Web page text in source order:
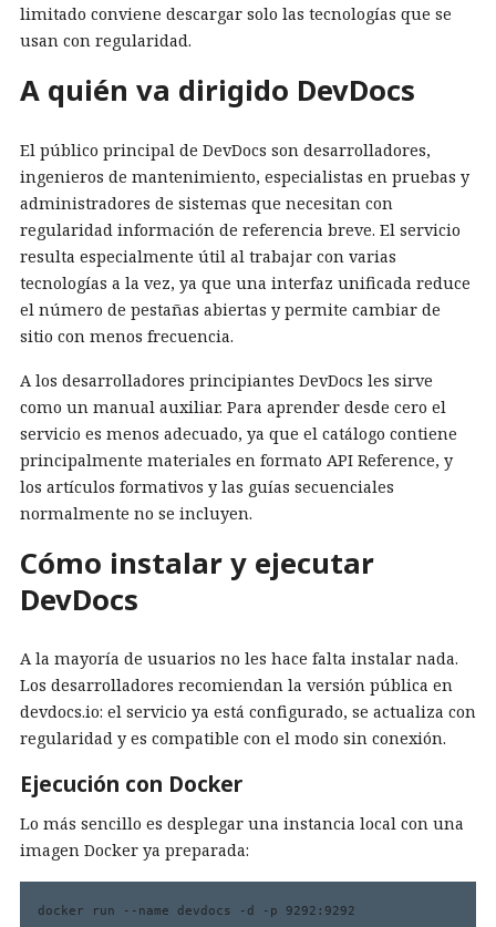
limitado conviene descargar solo las tecnologías que se
usan con regularidad.
A quién va dirigido DevDocs
El público principal de DevDocs son desarrolladores,
ingenieros de mantenimiento, especialistas en pruebas y
administradores de sistemas que necesitan con
regularidad información de referencia breve. El servicio
resulta especialmente útil al trabajar con varias
tecnologías a la vez, ya que una interfaz unificada reduce
el número de pestañas abiertas y permite cambiar de
sitio con menos frecuencia.
A los desarrolladores principiantes DevDocs les sirve
como un manual auxiliar. Para aprender desde cero el
servicio es menos adecuado, ya que el catálogo contiene
principalmente materiales en formato API Reference, y
los artículos formativos y las guías secuenciales
normalmente no se incluyen.
Cómo instalar y ejecutar
DevDocs
A la mayoría de usuarios no les hace falta instalar nada.
Los desarrolladores recomiendan la versión pública en
devdocs.io: el servicio ya está configurado, se actualiza con
regularidad y es compatible con el modo sin conexión.
Ejecución con Docker
Lo más sencillo es desplegar una instancia local con una
imagen Docker ya preparada:
docker run --name devdocs -d -p 9292:9292